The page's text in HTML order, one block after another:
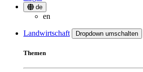
de
en
Landwirtschaft Dropdown umschalten
Themen